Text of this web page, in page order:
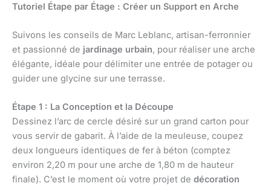
Tutoriel Étape par Étage : Créer un Support en Arche
Suivons les conseils de Marc Leblanc, artisan-ferronnier
et passionné de jardinage urbain, pour réaliser une arche
élégante, idéale pour délimiter une entrée de potager ou
guider une glycine sur une terrasse.
Étape 1 : La Conception et la Découpe
Dessinez l’arc de cercle désiré sur un grand carton pour
vous servir de gabarit. À l’aide de la meuleuse, coupez
deux longueurs identiques de fer à béton (comptez
environ 2,20 m pour une arche de 1,80 m de hauteur
finale). C’est le moment où votre projet de décoration